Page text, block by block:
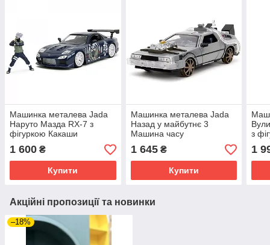
Машинка металева Jada
Наруто Мазда RX-7 з
фiгyркою Какаши
1 600 ₴
Купити
Машинка металева Jada
Назад у майбутнє 3
Машина часу
1 645₴
Купити
з
1
Акційні пропозиції та новинки
–18%